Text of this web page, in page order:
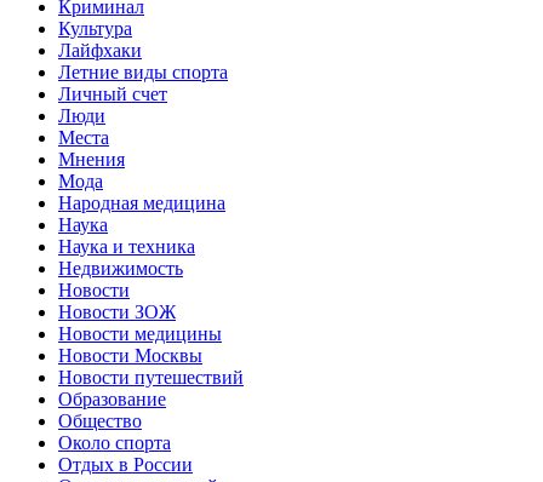
Криминал
Культура
Лайфхаки
Летние виды спорта
Личный счет
Люди
Места
Мнения
Мода
Народная медицина
Наука
Наука и техника
Недвижимость
Новости
Новости ЗОЖ
Новости медицины
Новости Москвы
Новости путешествий
Образование
Общество
Около спорта
Отдых в России